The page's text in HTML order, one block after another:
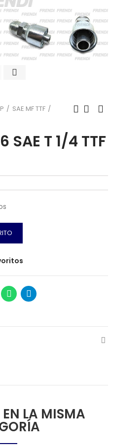
SAE MF TTF
SAE T 1/4 TTF
LA MISMA